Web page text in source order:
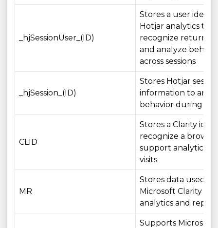
_hjSessionUser_(ID)
Stores a user
Hotjar analytics to
recognize
and analyze
across sessions
_hjSession_(ID)
Stores Hotjar
information to
behavior during a
CLID
Stores a Clarity
recognize a
support analytics
visits
MR
Stores data used by
Microsoft Clarity for
analytics and
Supports Microsoft